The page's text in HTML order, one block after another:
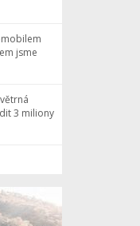
jsme
3 miliony